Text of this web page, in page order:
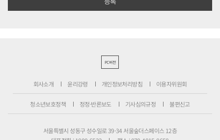
PC버전
회사소개 윤리강령 개인정보처리방침 이용자위원회
청소년보호정책 정정·반론보도 기사심의규정 불편신고
서울특별시 성동구 성수일로 39-34 서울숲더스페이스 12층